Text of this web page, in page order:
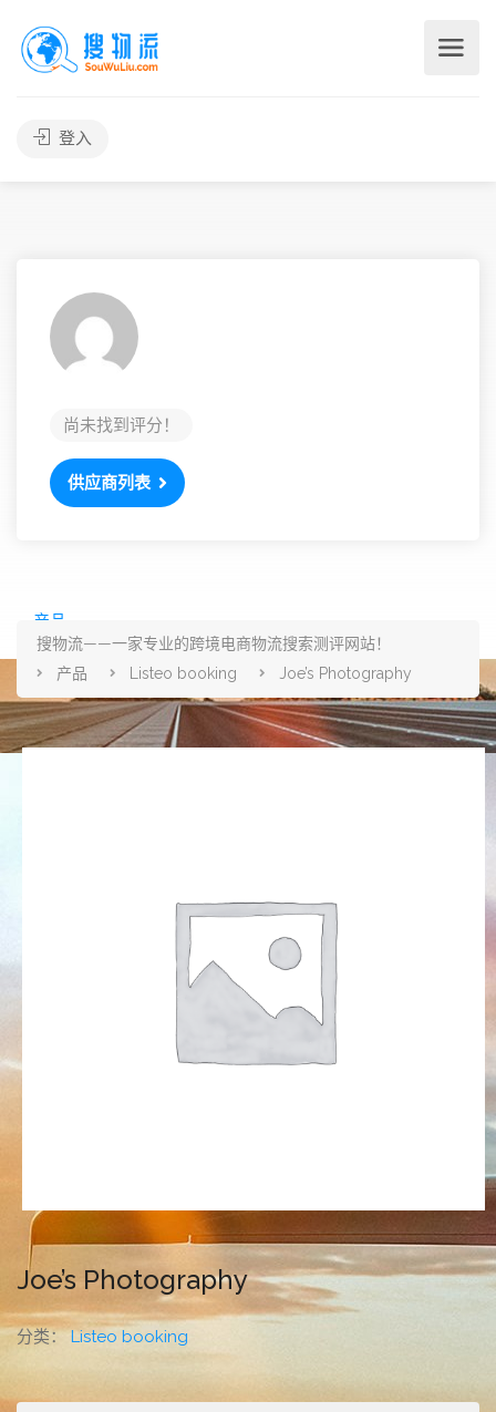
登入
尚未找到评分！
供应商列表
产品
搜物流——一家专业的跨境电商物流搜索测评网站！
产品
Listeo booking Joe’s Photography
Joe’s Photography
分类：Listeo booking